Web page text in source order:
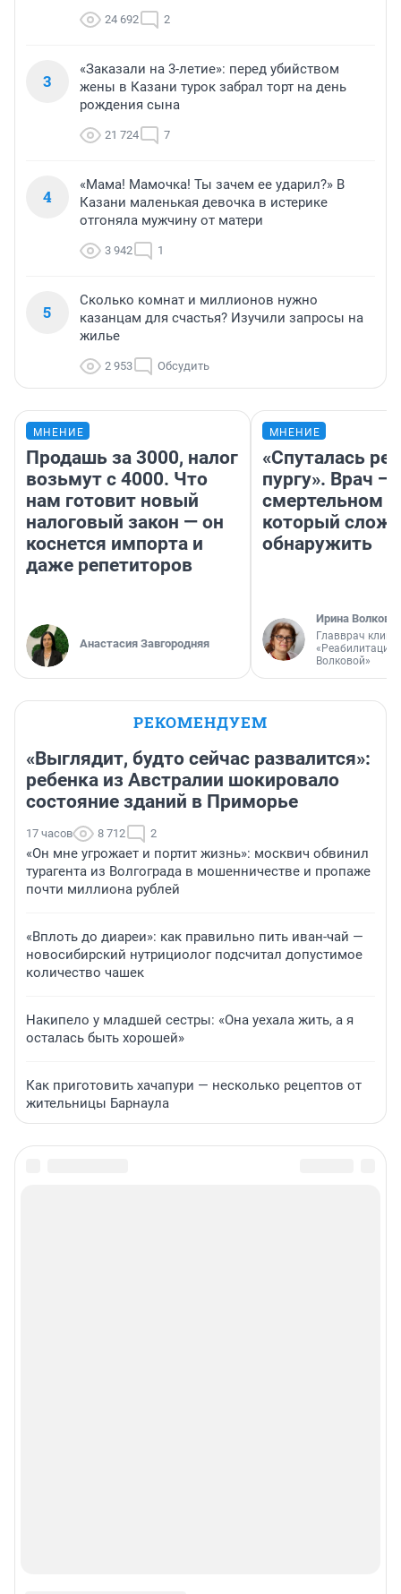
24 692 2
3
«Заказали на 3-летие»: перед убийством
жены в Казани турок забрал торт на день
рождения сына
21 724 7
4
«Мама! Мамочка! Ты зачем ее ударил?» В
Казани маленькая девочка в истерике
отгоняла мужчину от матери
3 942 1
5
Сколько комнат и миллионов нужно
казанцам для счастья? Изучили запросы на
жилье
2 953 Обсудить
МНЕНИЕ
Продашь за 3000, налог
возьмут с 4000. Что
нам готовит новый
налоговый закон — он
коснется импорта и
даже репетиторов
Анастасия Завгородняя
МНЕНИЕ
«Спуталась
пургу». Врач —
смертельном
который
обнаружить
Ирина Волкова
Главврач
«Реабилитация
Волковой»
РЕКОМЕНДУЕМ
«Выглядит, будто сейчас развалится»:
ребенка из Австралии шокировало
состояние зданий в Приморье
17 часов 8 712 2
«Он мне угрожает и портит жизнь»: москвич обвинил
турагента из Волгограда в мошенничестве и пропаже
почти миллиона рублей
«Вплоть до диареи»: как правильно пить иван-чай —
новосибирский нутрициолог подсчитал допустимое
количество чашек
Накипело у младшей сестры: «Она уехала жить, а я
осталась быть хорошей»
Как приготовить хачапури — несколько рецептов от
жительницы Барнаула